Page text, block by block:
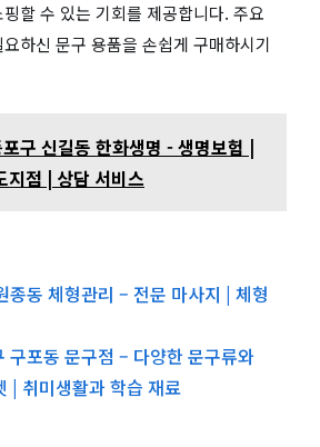
할 수 있는 기회를 제공합니다. 주요
하신 문구 용품을 손쉽게 구매하시기
구 신길동 한화생명 - 생명보험 |
지점 | 상담 서비스
종동 체형관리 – 전문 마사지 | 체형
구포동 문구점 – 다양한 문구류와
| 취미생활과 학습 재료